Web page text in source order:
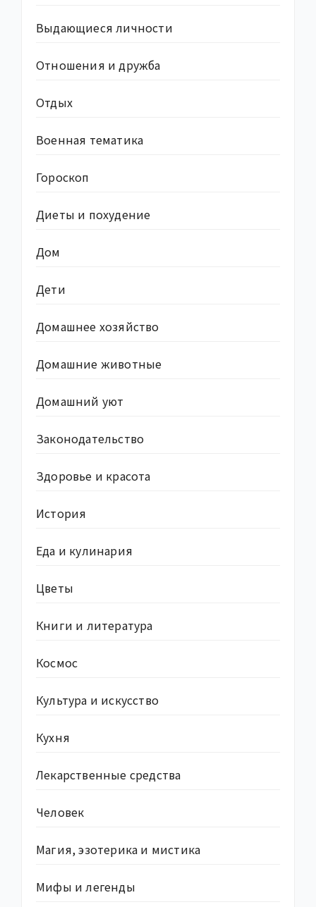
Выдающиеся личности
Отношения и дружба
Отдых
Военная тематика
Гороскоп
Диеты и похудение
Дом
Дети
Домашнее хозяйство
Домашние животные
Домашний уют
Законодательство
Здоровье и красота
История
Еда и кулинария
Цветы
Книги и литература
Космос
Культура и искусство
Кухня
Лекарственные средства
Человек
Магия, эзотерика и мистика
Мифы и легенды